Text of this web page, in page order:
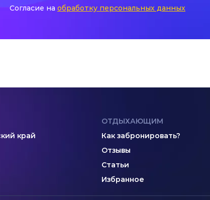
Согласие на обработку персональных данных
край
ОТДЫХАЮЩИМ
Как забронировать?
Отзывы
Статьи
Избранное